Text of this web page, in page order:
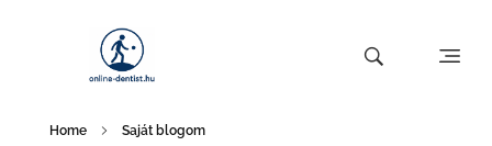
Home Saját blogom